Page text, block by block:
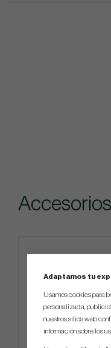
Adaptamos tu
Usamos cookies para
personalizada,
nuestros sitios web
información sobre los